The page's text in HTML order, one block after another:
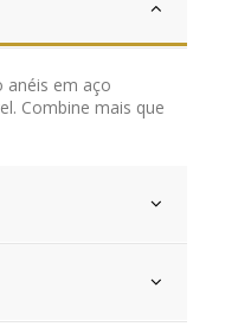
anéis em aço
Combine mais que